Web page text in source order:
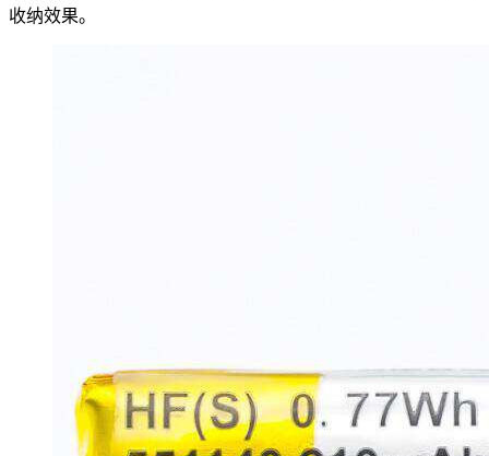
收纳效果。